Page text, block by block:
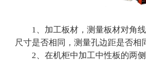
1、加工板材，测量板材对角线
尺寸是否相同，测量孔边距是否相
2、在机柜中加工中性板的两侧